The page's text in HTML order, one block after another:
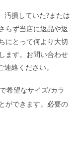
汚損していた?または
らず当店に返品や返
にとって何より大切
ます。お問い合わせ
連絡ください。
希望なサイズ/カラ
ができます。必要の